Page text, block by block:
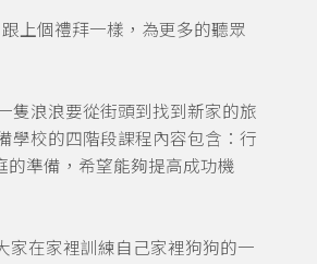
跟上個禮拜一樣，為更多的聽眾
隻浪浪要從街頭到找到新家的旅
學校的四階段課程內容包含：行
的準備，希望能夠提高成功機
家在家裡訓練自己家裡狗狗的一